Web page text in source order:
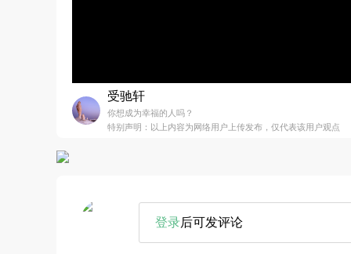
受驰轩
你想成为幸福的人吗？
特别声明：以上内容为网络用户上传发布，仅代表该用户观点
登录后可发评论